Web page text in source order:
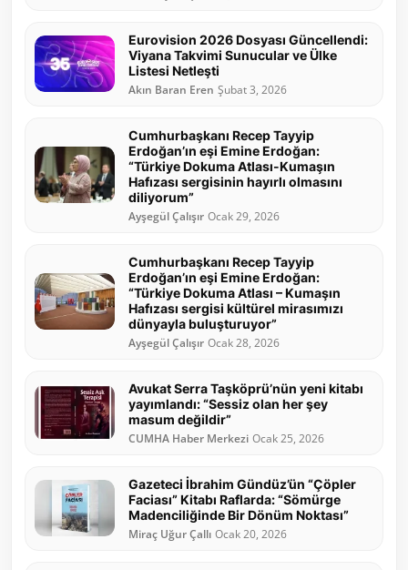
Eurovision 2026 Dosyası Güncellendi:
Viyana Takvimi Sunucular ve Ülke
Listesi Netleşti
Akın Baran Eren Şubat 3, 2026
Cumhurbaşkanı Recep Tayyip
Erdoğan’ın eşi Emine Erdoğan:
“Türkiye Dokuma Atlası-Kumaşın
Hafızası sergisinin hayırlı olmasını
diliyorum”
Ayşegül Çalışır Ocak 29, 2026
Cumhurbaşkanı Recep Tayyip
Erdoğan’ın eşi Emine Erdoğan:
“Türkiye Dokuma Atlası – Kumaşın
Hafızası sergisi kültürel mirasımızı
dünyayla buluşturuyor”
Ayşegül Çalışır Ocak 28, 2026
Avukat Serra Taşköprü’nün yeni kitabı
yayımlandı: “Sessiz olan her şey
masum değildir”
CUMHA Haber Merkezi Ocak 25, 2026
Gazeteci İbrahim Gündüz’ün “Çöpler
Faciası” Kitabı Raflarda: “Sömürge
Madenciliğinde Bir Dönüm Noktası”
Miraç Uğur Çallı Ocak 20, 2026